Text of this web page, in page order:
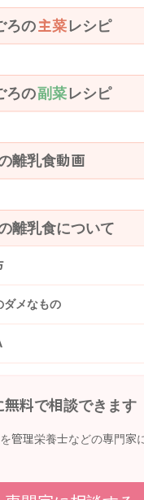
ろの主菜レシピ
ろの副菜レシピ
離乳食動画
離乳食について
ダメなもの
無料で相談できます
管理栄養士などの専門家